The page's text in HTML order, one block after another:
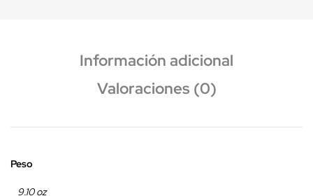
Información adicional
Valoraciones (0)
Peso
9.10 oz